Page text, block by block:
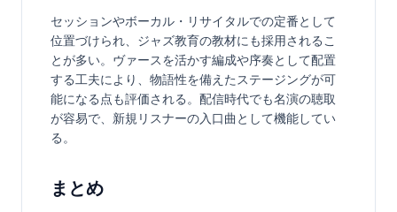
セッションやボーカル・リサイタルでの定番として
位置づけられ、ジャズ教育の教材にも採用されるこ
とが多い。ヴァースを活かす編成や序奏として配置
する工夫により、物語性を備えたステージングが可
能になる点も評価される。配信時代でも名演の聴取
が容易で、新規リスナーの入口曲として機能してい
る。
まとめ